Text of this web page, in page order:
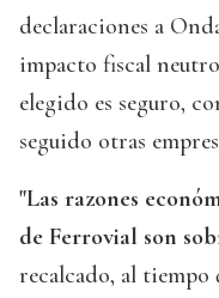
declaraciones a
impacto fiscal
elegido es seguro,
seguido otras
"Las razones
de Ferrovial son
recalcado, al tiempo